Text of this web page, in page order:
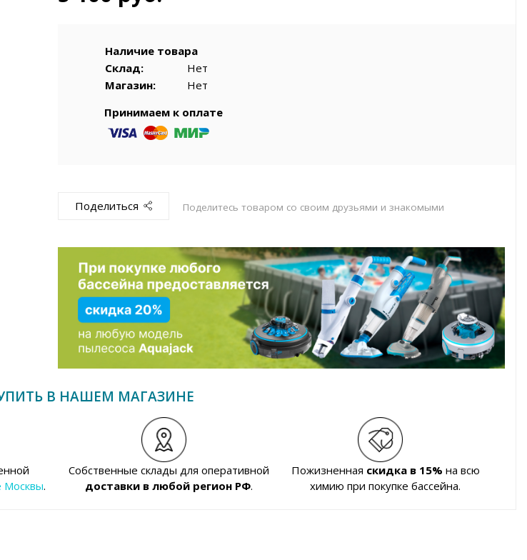
Наличие товара
Склад:
Нет
Магазин:
Нет
Принимаем к оплате
Поделиться Поделитесь товаром со своим друзьями и знакомыми
В НАШЕМ МАГАЗИНЕ
Москвы.
Собственные склады для оперативной
доставки в любой регион РФ.
Пожизненная скидка в 15% на всю
химию при покупке бассейна.